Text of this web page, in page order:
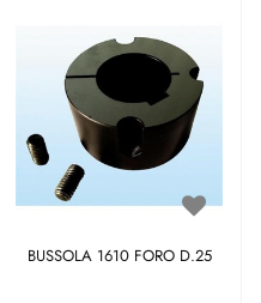
BUSSOLA 1610 FORO D.25